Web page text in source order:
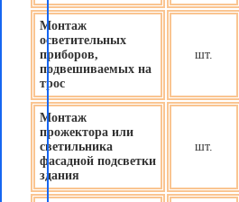
Монтаж
осветительных
приборов,
подвешиваемых на
трос
шт.
Монтаж
прожектора или
светильника
фасадной подсветки
здания
шт.